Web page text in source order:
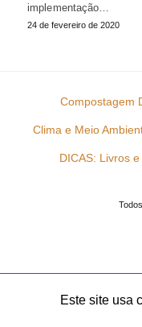
implementação…
24 de fevereiro de 2020
Compostagem
Clima e Meio
DICAS: Livros
Este site usa